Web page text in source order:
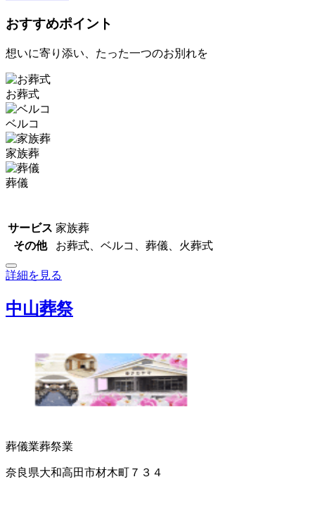
おすすめポイント
想いに寄り添い、たった一つのお別れを
お葬式
ベルコ
家族葬
葬儀
サービス 家族葬
その他
お葬式、ベルコ、葬儀、火葬式
詳細を見る
中山葬祭
葬儀業葬祭業
奈良県大和高田市材木町７３４